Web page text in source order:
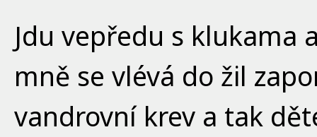
Jdu vepředu s klukama
mně se vlévá do žil
vandrovní krev a tak